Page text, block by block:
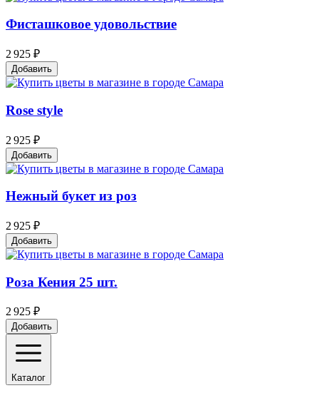
Фисташковое удовольствие
2 925 ₽
Добавить
Rose style
2 925 ₽
Добавить
Нежный букет из роз
2 925 ₽
Добавить
Роза Кения 25 шт.
2 925 ₽
Добавить
Каталог